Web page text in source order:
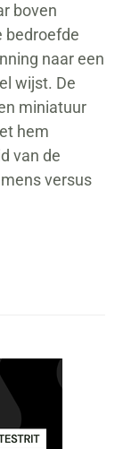
boven
bedroefde
naar een
wijst. De
miniatuur
hem
van de
versus